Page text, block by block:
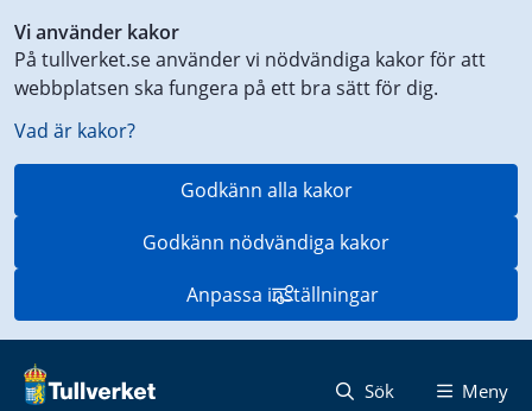
Vi använder kakor
På tullverket.se använder vi nödvändiga kakor för att
webbplatsen ska fungera på ett bra sätt för dig.
Vad är kakor?
Godkänn alla kakor
Godkänn nödvändiga kakor
Anpassa inställningar
till
innehåll
på
aktuell
Sök Meny